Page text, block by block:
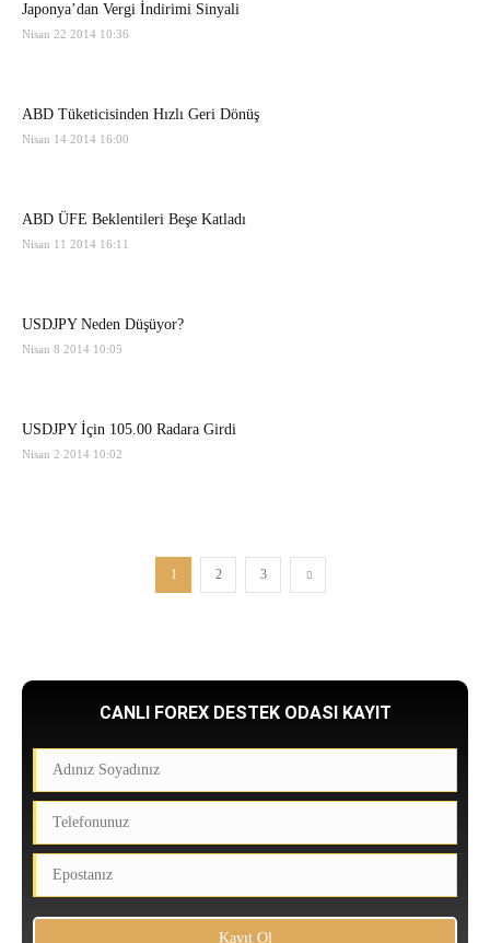
Japonya’dan Vergi İndirimi Sinyali
Nisan 22 2014 10:36
ABD Tüketicisinden Hızlı Geri Dönüş
Nisan 14 2014 16:00
ABD ÜFE Beklentileri Beşe Katladı
Nisan 11 2014 16:11
USDJPY Neden Düşüyor?
Nisan 8 2014 10:05
USDJPY İçin 105.00 Radara Girdi
Nisan 2 2014 10:02
1 2 3
CANLI FOREX DESTEK ODASI KAYIT